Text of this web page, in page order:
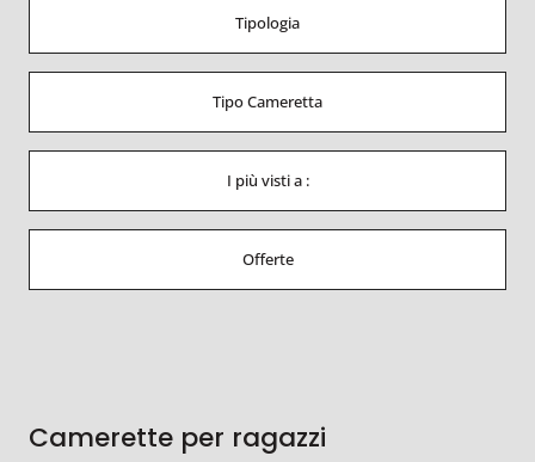
Tipologia
Tipo Cameretta
I più visti a :
Offerte
Camerette per ragazzi